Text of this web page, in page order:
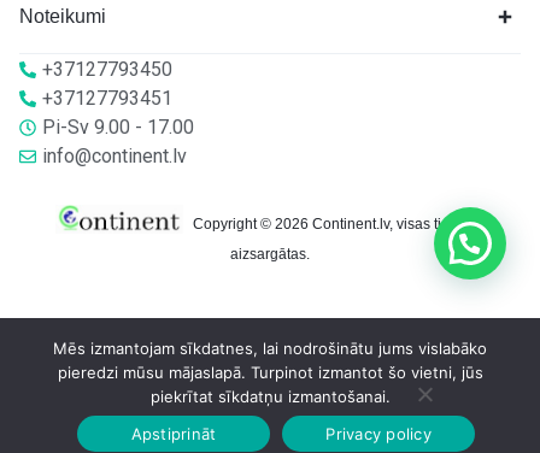
Noteikumi
+37127793450
+37127793451
Pi-Sv 9.00 - 17.00
info@continent.lv
Copyright © 2026 Continent.lv, visas tiesības
aizsargātas.
Sākumlapa Veikalā Grozs
Mēs izmantojam sīkdatnes, lai nodrošinātu jums vislabāko
pieredzi mūsu mājaslapā. Turpinot izmantot šo vietni, jūs
piekrītat sīkdatņu izmantošanai.
Apstiprināt
Privacy policy